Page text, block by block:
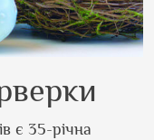
є 35-річна